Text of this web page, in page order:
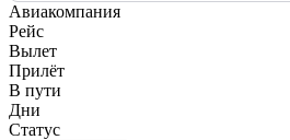
Авиакомпания
Рейс
Вылет
Прилёт
В пути
Дни
Статус